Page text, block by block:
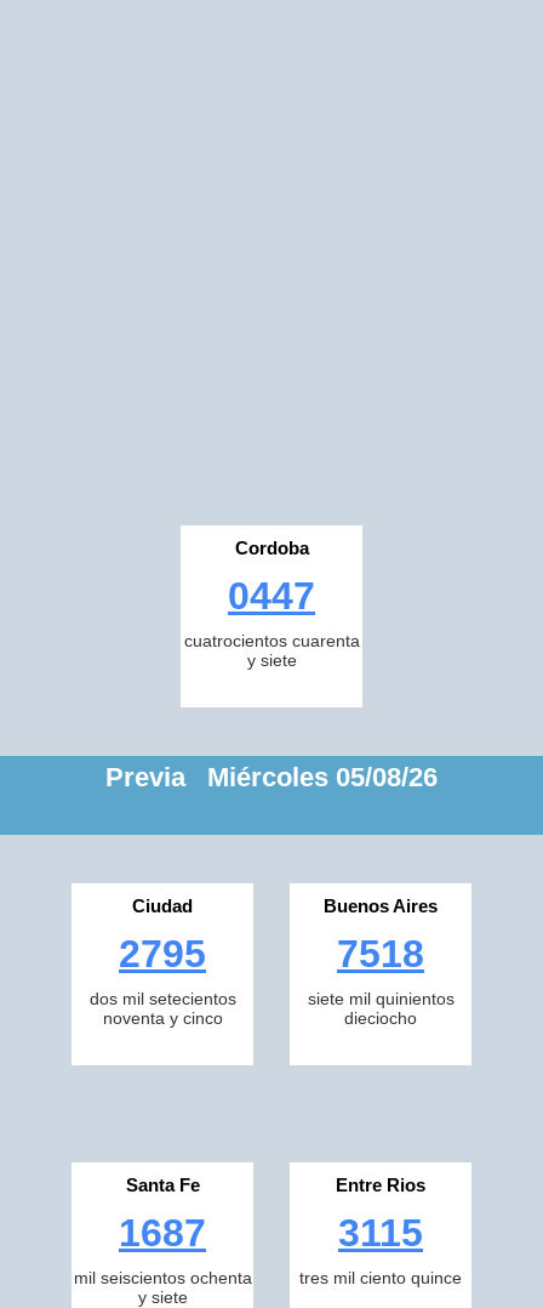
Cordoba
0447
cuatrocientos cuarenta
y siete
Previa Miércoles 05/08/26
Ciudad
2795
dos mil setecientos
noventa y cinco
Buenos Aires
7518
siete mil quinientos
dieciocho
Santa Fe
1687
mil seiscientos ochenta
y siete
Entre Rios
3115
tres mil ciento quince